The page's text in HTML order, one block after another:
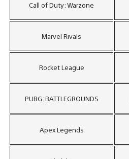
Call of Duty: Warzone
Marvel Rivals
Rocket League
PUBG: BATTLEGROUNDS
Apex Legends